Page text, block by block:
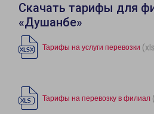
Скачать тарифы для
«Душанбе»
Тарифы на услуги перевозки
Тарифы на перевозку в филиал